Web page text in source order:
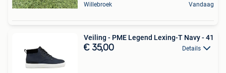
Willebroek Vandaag
Veiling - PME Legend Lexing-T Navy - 41
€ 35,00 Details